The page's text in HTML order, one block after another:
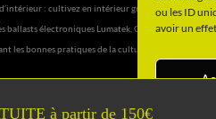
ou les ID
avoir un
: cultivez en intérieur grâce à nos
électroniques Lumatek, Gavita de 400 W
bonnes pratiques de la culture en intérieur via
à partir de 150€